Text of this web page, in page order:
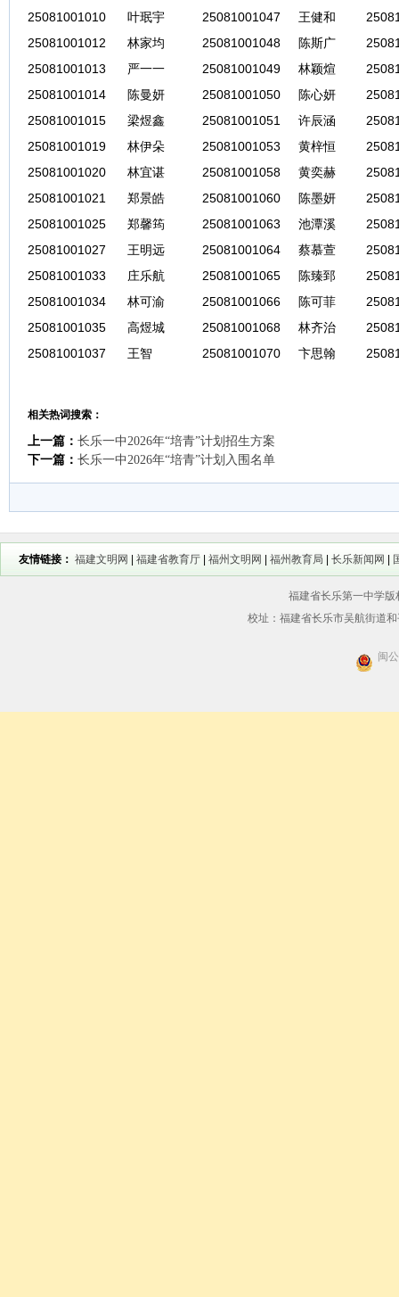
25081001010
叶珉宇 25081001047 王健和
25081001012
林家均 25081001048 陈斯广
25081001013
严一一 25081001049 林颖煊
25081001014
陈曼妍 25081001050 陈心妍
25081001015
梁煜鑫 25081001051 许辰涵
25081001019
林伊朵 25081001053 黄梓恒
25081001020
林宜谌 25081001058 黄奕赫
25081001021
郑景皓 25081001060 陈墨妍
25081001025
郑馨筠 25081001063 池潭溪
25081001027
王明远 25081001064 蔡慕萱
25081001033
庄乐航 25081001065 陈臻郅
25081001034
林可渝 25081001066 陈可菲
25081001035
高煜城 25081001068 林齐治
25081001037
王智 25081001070 卞思翰
相关热词搜索：
上一篇： 长乐一中2026年“培青”计划招生方案
下一篇： 长乐一中2026年“培青”计划入围名单
友情链接： 福建文明网 福建省教育厅 福州文明网 福州教育局 长乐新闻网
福建省长乐第一中学
校址：福建省长乐市吴航街道
闽